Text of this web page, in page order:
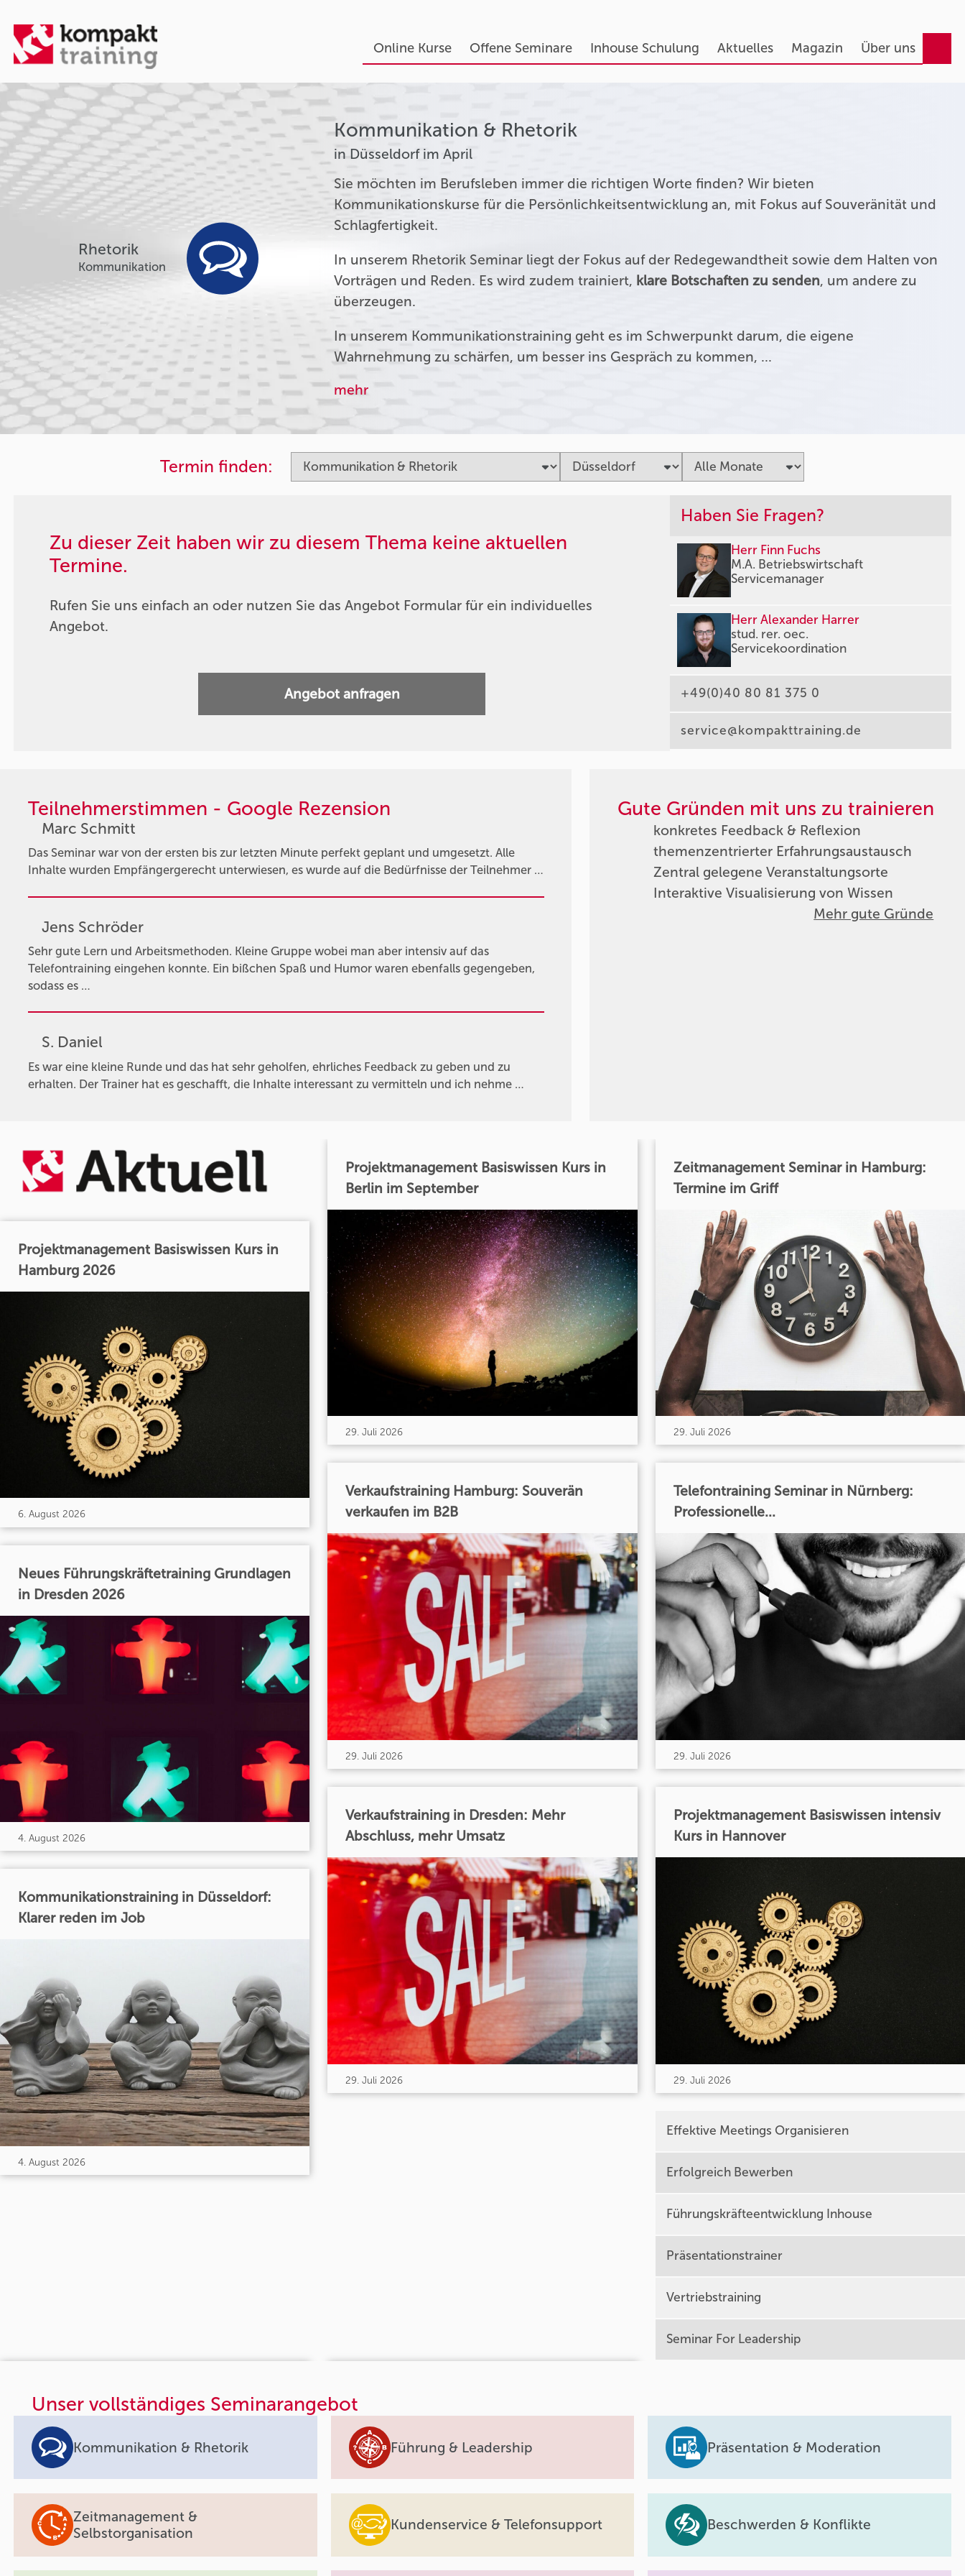
Online Kurse Offene Seminare Inhouse Schulung Aktuelles Magazin Über uns
Rhetorik
Kommunikation
Kommunikation & Rhetorik
in Düsseldorf im April
Sie möchten im Berufsleben immer die richtigen Worte finden? Wir bieten
Kommunikationskurse für die Persönlichkeitsentwicklung an, mit Fokus auf Souveränität und
Schlagfertigkeit.
In unserem Rhetorik Seminar liegt der Fokus auf der Redegewandtheit sowie dem Halten von
Vorträgen und Reden. Es wird zudem trainiert, klare Botschaften zu senden, um andere zu
überzeugen.
In unserem Kommunikationstraining geht es im Schwerpunkt darum, die eigene
Wahrnehmung zu schärfen, um besser ins Gespräch zu kommen, …
mehr
Termin finden:
Zu dieser Zeit haben wir zu diesem Thema keine aktuellen
Termine.
Rufen Sie uns einfach an oder nutzen Sie das Angebot Formular für ein individuelles
Angebot.
Angebot anfragen
Haben Sie Fragen?
Herr Finn Fuchs
M.A. Betriebswirtschaft
Servicemanager
Herr Alexander Harrer
stud. rer. oec.
Servicekoordination
+49(0)40 80 81 375 0
service@kompakttraining.de
Teilnehmerstimmen - Google Rezension
Marc Schmitt
Das Seminar war von der ersten bis zur letzten Minute perfekt geplant und umgesetzt. Alle
Inhalte wurden Empfängergerecht unterwiesen, es wurde auf die Bedürfnisse der Teilnehmer …
Jens Schröder
Sehr gute Lern und Arbeitsmethoden. Kleine Gruppe wobei man aber intensiv auf das
Telefontraining eingehen konnte. Ein bißchen Spaß und Humor waren ebenfalls gegengeben,
sodass es …
S. Daniel
Es war eine kleine Runde und das hat sehr geholfen, ehrliches Feedback zu geben und zu
erhalten. Der Trainer hat es geschafft, die Inhalte interessant zu vermitteln und ich nehme …
Gute Gründen mit uns zu trainieren
konkretes Feedback & Reflexion
themenzentrierter Erfahrungsaustausch
Zentral gelegene Veranstaltungsorte
Interaktive Visualisierung von Wissen
Mehr gute Gründe
Projektmanagement Basiswissen Kurs in
Hamburg 2026
6. August 2026
Neues Führungskräftetraining Grundlagen
in Dresden 2026
4. August 2026
Kommunikationstraining in Düsseldorf:
Klarer reden im Job
4. August 2026
Projektmanagement Basiswissen Kurs in
Berlin im September
29. Juli 2026
Verkaufstraining Hamburg: Souverän
verkaufen im B2B
29. Juli 2026
Verkaufstraining in Dresden: Mehr
Abschluss, mehr Umsatz
29. Juli 2026
Zeitmanagement Seminar in Hamburg:
Termine im Griff
29. Juli 2026
Telefontraining Seminar in Nürnberg:
Professionelle...
29. Juli 2026
Projektmanagement Basiswissen intensiv
Kurs in Hannover
29. Juli 2026
Effektive Meetings Organisieren
Erfolgreich Bewerben
Führungskräfteentwicklung Inhouse
Präsentationstrainer
Vertriebstraining
Seminar For Leadership
Unser vollständiges Seminarangebot
Kommunikation & Rhetorik Führung & Leadership Präsentation & Moderation
Zeitmanagement &
Selbstorganisation
Kundenservice & Telefonsupport Beschwerden & Konflikte